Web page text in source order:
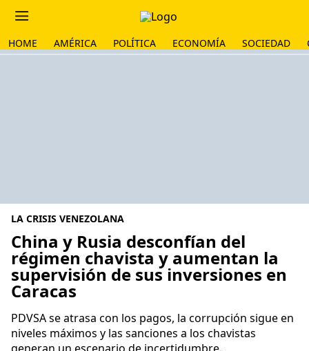
HOME AMÉRICA POLÍTICA ECONOMÍA SOCIEDAD
LA CRISIS VENEZOLANA
China y Rusia desconfían del
régimen chavista y aumentan la
supervisión de sus inversiones en
Caracas
PDVSA se atrasa con los pagos, la corrupción sigue en
niveles máximos y las sanciones a los chavistas